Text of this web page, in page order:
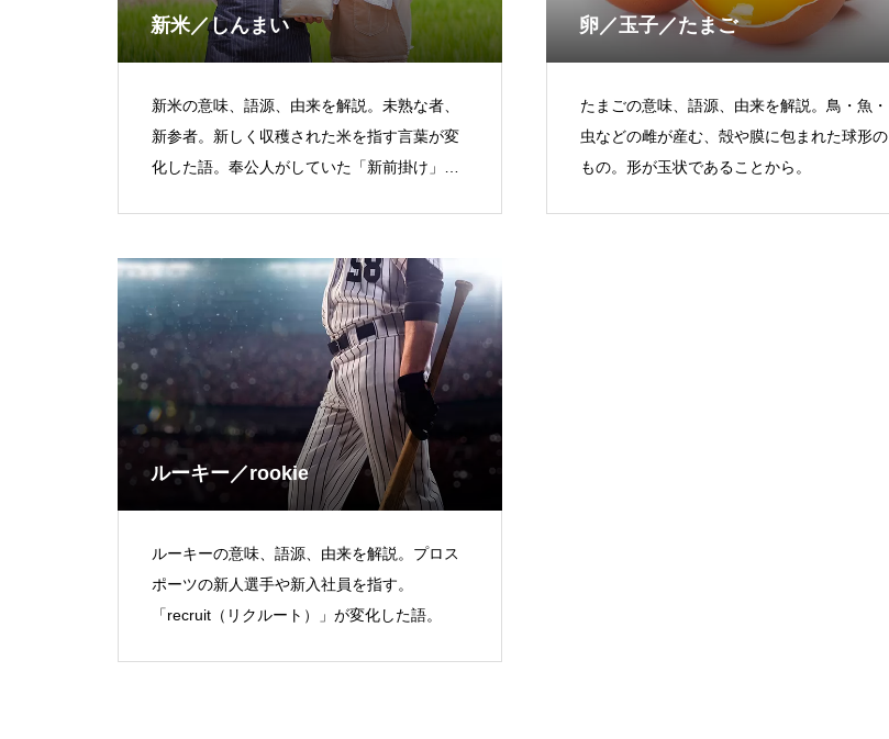
新米／しんまい
新米の意味、語源、由来を解説。未熟な者、
新参者。新しく収穫された米を指す言葉が変
化した語。奉公人がしていた「新前掛け」の
卵／玉子／たまご
たまごの意味、語源、由来を解説。鳥・魚・
虫などの雌が産む、殻や膜に包まれた球形の
もの。形が玉状であることから。
ルーキー／rookie
ルーキーの意味、語源、由来を解説。プロス
ポーツの新人選手や新入社員を指す。
「recruit（リクルート）」が変化した語。